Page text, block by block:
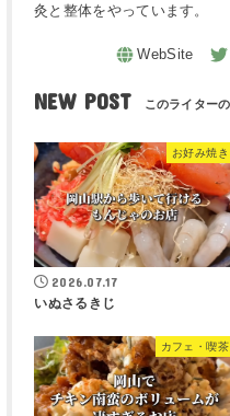
灸と整体をやっています。
NEW POST
お好み焼き
2026.07.17
いぬさるきじ
カフェ・喫茶